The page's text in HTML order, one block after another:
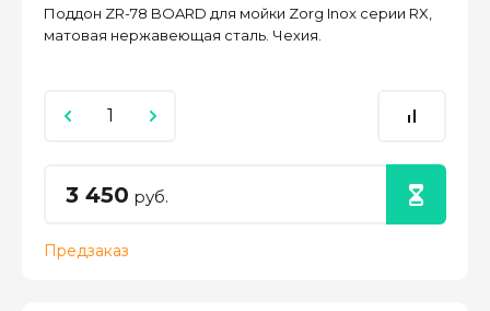
Поддон ZR-78 BOARD для мойки Zorg Inox серии RX,
матовая нержавеющая сталь. Чехия.
3 450 руб.
Предзаказ